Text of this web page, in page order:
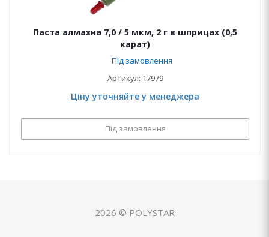
Паста алмазна 7,0 / 5 мкм, 2 г в шприцах (0,5
карат)
Під замовлення
Артикул: 17979
Ціну уточняйте у менеджера
Під замовлення
2026 © POLYSTAR